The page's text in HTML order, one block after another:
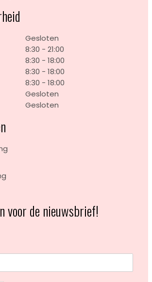
Gesloten
8:30 - 21:00
8:30 - 18:00
8:30 - 18:00
8:30 - 18:00
Gesloten
Gesloten
voor de nieuwsbrief!